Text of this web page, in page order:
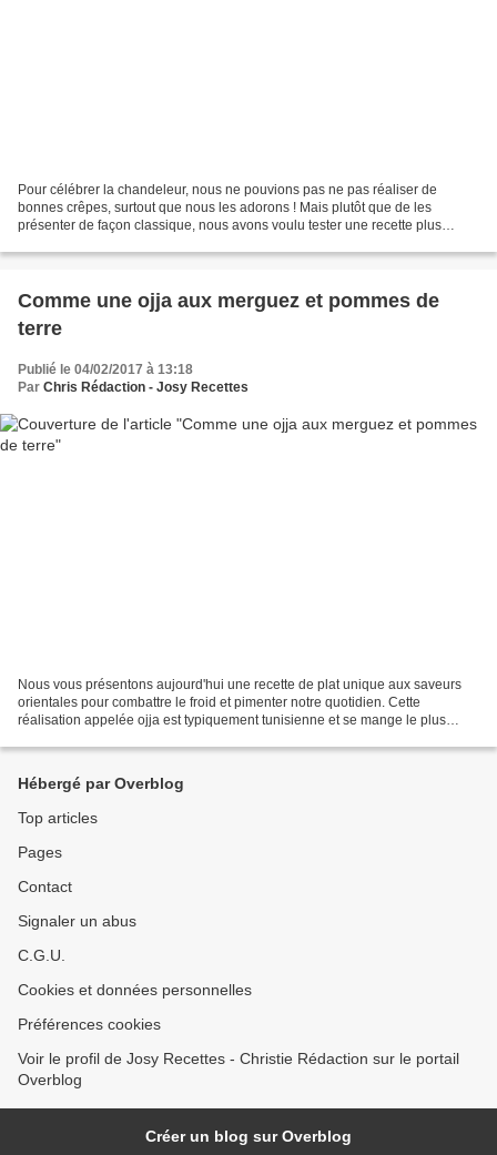
Pour célébrer la chandeleur, nous ne pouvions pas ne pas réaliser de
bonnes crêpes, surtout que nous les adorons ! Mais plutôt que de les
présenter de façon classique, nous avons voulu tester une recette plus
Comme une ojja aux merguez et pommes de
terre
Publié le 04/02/2017 à 13:18
Par Chris Rédaction - Josy Recettes
Nous vous présentons aujourd'hui une recette de plat unique aux saveurs
orientales pour combattre le froid et pimenter notre quotidien. Cette
réalisation appelée ojja est typiquement tunisienne et se mange le plus
Hébergé par Overblog
Top articles
Pages
Contact
Signaler un abus
C.G.U.
Cookies et données personnelles
Préférences cookies
Voir le profil de Josy Recettes - Christie Rédaction sur le portail
Overblog
Créer un blog sur Overblog